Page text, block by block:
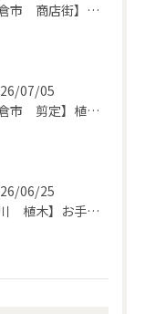
【佐倉市 商店街】街路植木剪定
07/05
【佐倉市 剪定】植木・庭木の剪定、プロに頼むとどう違うのか。
06/25
【市川 植木】お手入れ【和モダンというお庭を考える】